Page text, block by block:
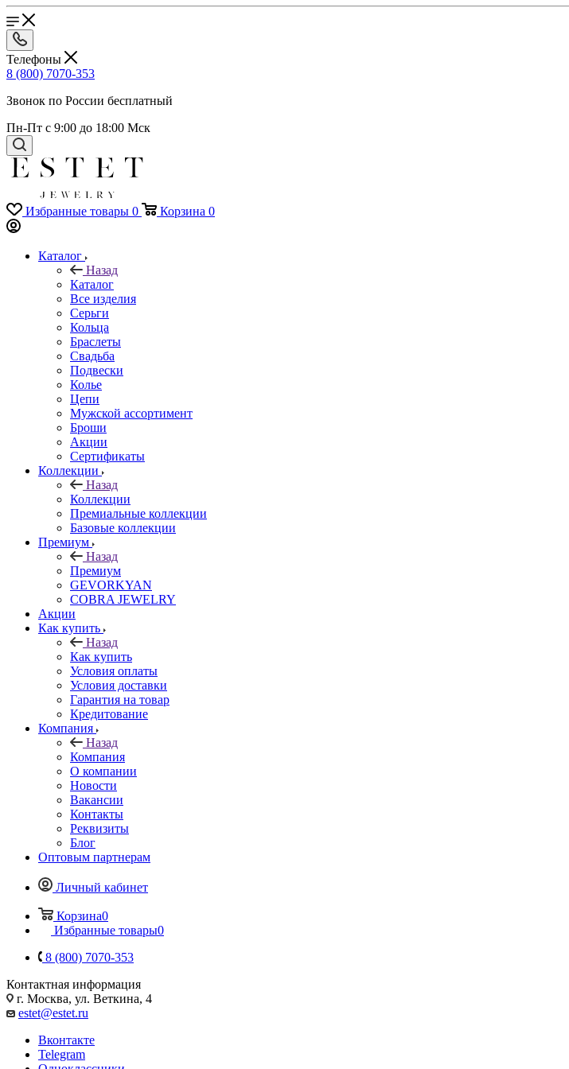
Телефоны
8 (800) 7070-353
Звонок по России бесплатный
Пн-Пт с 9:00 до 18:00 Мск
Избранные товары 0 Корзина 0
Каталог
Назад
Каталог
Все изделия
Серьги
Кольца
Браслеты
Свадьба
Подвески
Колье
Цепи
Мужской ассортимент
Броши
Акции
Сертификаты
Коллекции
Назад
Коллекции
Премиальные коллекции
Базовые коллекции
Премиум
Назад
Премиум
GEVORKYAN
COBRA JEWELRY
Акции
Как купить
Назад
Как купить
Условия оплаты
Условия доставки
Гарантия на товар
Кредитование
Компания
Назад
Компания
О компании
Новости
Вакансии
Контакты
Реквизиты
Блог
Оптовым партнерам
Личный кабинет
Корзина0
Избранные товары0
8 (800) 7070-353
Контактная информация
г. Москва, ул. Веткина, 4
estet@estet.ru
Вконтакте
Telegram